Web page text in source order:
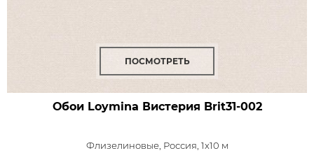
ПОСМОТРЕТЬ
Обои Loymina Вистерия Brit31-002
Флизелиновые, Россия, 1x10 м